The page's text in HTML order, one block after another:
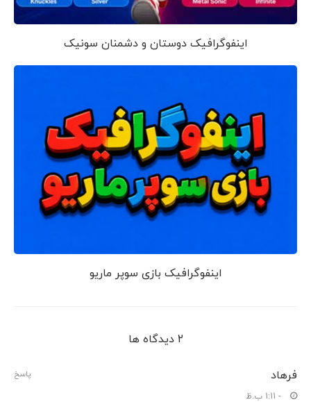
اینفوگرافیک دوستان و دشمنان سونیک
اینفوگرافیک بازی سوپر ماریو
2 دیدگاه ها
فرهاد
- 1:11 ب.ظ
پاسخ